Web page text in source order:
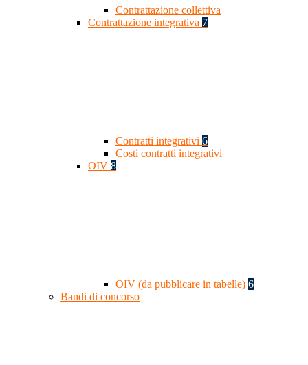
Contrattazione collettiva
Contrattazione integrativa 7
Contratti integrativi 6
Costi contratti integrativi
OIV 8
OIV (da pubblicare in tabelle) 6
Bandi di concorso